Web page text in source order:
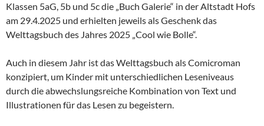
Klassen 5aG, 5b und 5c die „Buch Galerie“ in der Altstadt Hofs
am 29.4.2025 und erhielten jeweils als Geschenk das
Welttagsbuch des Jahres 2025 „Cool wie Bolle“.
Auch in diesem Jahr ist das Welttagsbuch als Comicroman
konzipiert, um Kinder mit unterschiedlichen Leseniveaus
durch die abwechslungsreiche Kombination von Text und
Illustrationen für das Lesen zu begeistern.